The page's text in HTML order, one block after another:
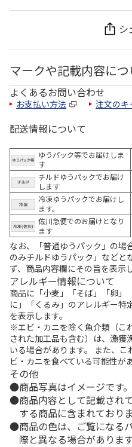
シ
マークや記載内容につ
よくあるお問い合わせ
お支払い方法 注文のキ
配送情報について
ゆうパック等でお届けしま
す
チルドゆうパックでお届け
します
冷凍ゆうパックでお届けし
ます。
佐川急便でのお届けとなり
ます
なお、「普通ゆうパック」の場
のみチルドゆうパック」などと
ず、商品内容欄にその旨を表示
アレルギー情報について
商品に「小麦」「そば」「卵」
に」「くるみ」のアレルギー特
を表示します。
※エビ・カニを除く魚介類（こ
された加工品も含む）は、漁獲
いる場合があります。 また、
ビ・カニを食べている可能性が
その他
商品写真はイメージです。
商品内容として記載され
する商品に含まれており
商品の色は、ご覧になる
際と異なる場合があります